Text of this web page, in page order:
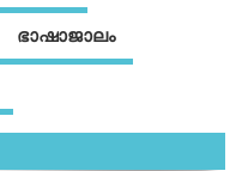
ഭാഷാജാലം